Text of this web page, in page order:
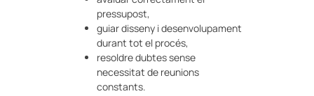
pressupost,
guiar disseny i desenvolupament
durant tot el procés,
resoldre dubtes sense
necessitat de reunions
constants.